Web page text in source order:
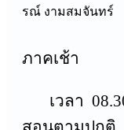
รณ์ งามสมจันทร์
ภาคเช้า
เวลา